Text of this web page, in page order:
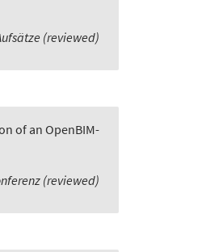
(reviewed)
of an OpenBIM-
(reviewed)